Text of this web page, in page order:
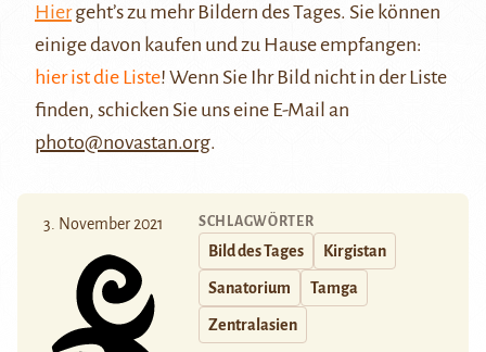
Hiergeht’s zu mehr Bildern des Tages. Sie können
einige davon kaufen und zu Hause empfangen:
hier ist die Liste! Wenn Sie Ihr Bild nicht in der Liste
finden, schicken Sie uns eine E-Mail an
photo@novastan.org.
3. November 2021 SCHLAGWÖRTER
Bild des Tages Kirgistan
Sanatorium Tamga
Zentralasien